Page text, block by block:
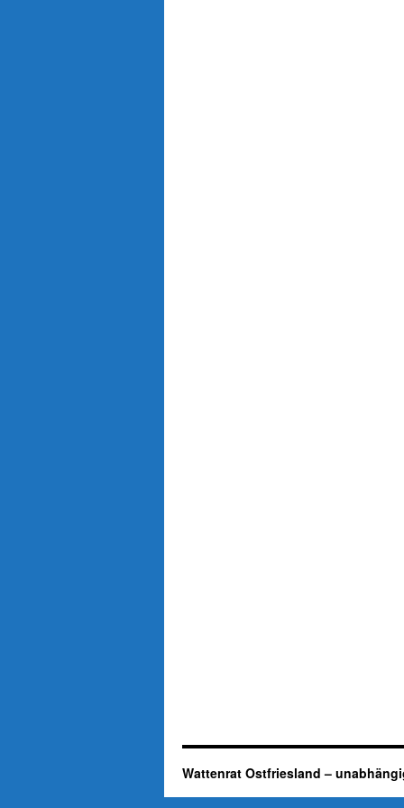
Wattenrat Ostfriesland –